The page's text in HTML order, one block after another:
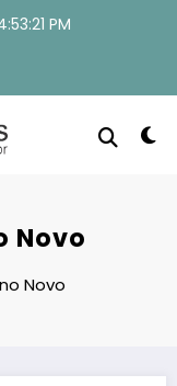
PM
Novo
Novo